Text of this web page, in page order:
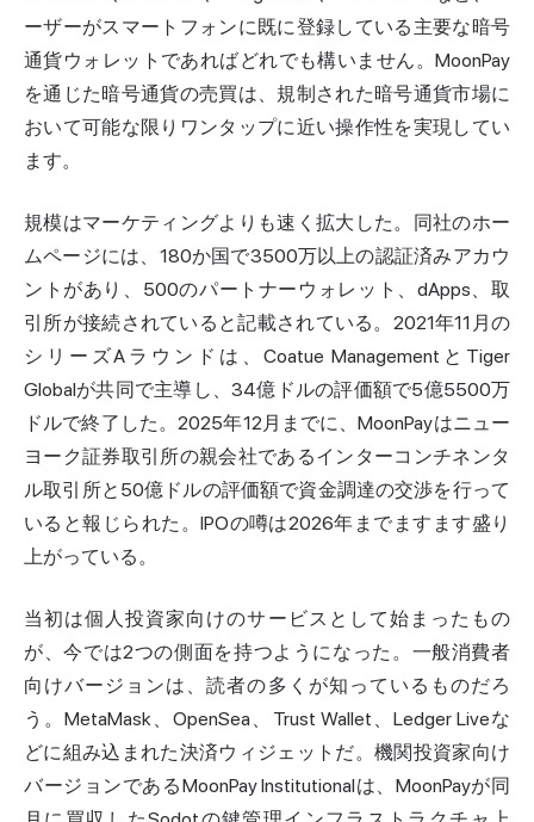
ーザーがスマートフォンに既に登録している主要な暗号
通貨ウォレットであればどれでも構いません。MoonPay
を通じた暗号通貨の売買は、規制された暗号通貨市場に
おいて可能な限りワンタップに近い操作性を実現してい
ます。
規模はマーケティングよりも速く拡大した。同社のホー
ムページには、180か国で3500万以上の認証済みアカウ
ントがあり、500のパートナーウォレット、dApps、 取
引所が接続されていると記載されている。2021年11月の
シリーズAラウンドは、Coatue ManagementとTiger
Globalが共同で主導し、34億ドルの評価額で5億5500万
ドルで終了した。2025年12月までに、MoonPayはニュー
ヨーク証券取引所の親会社であるインターコンチネンタ
ル取引所と50億ドルの評価額で資金調達の交渉を行って
いると報じられた。IPOの噂は2026年までますます盛り
上がっている。
当初は個人投資家向けのサービスとして始まったもの
が、今では2つの側面を持つようになった。一般消費者
向けバージョンは、読者の多くが知っているものだろ
う。MetaMask、OpenSea、Trust Wallet、Ledger Liveな
どに組み込まれた決済ウィジェットだ。機関投資家向け
バージョンであるMoonPay Institutionalは、MoonPayが同